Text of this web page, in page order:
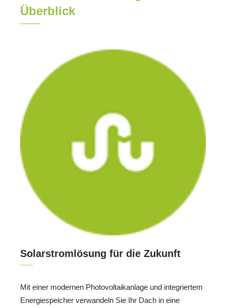
Überblick
Solarstromlösung für die Zukunft
Mit einer modernen Photovoltaikanlage und integriertem
Energiespeicher verwandeln Sie Ihr Dach in eine